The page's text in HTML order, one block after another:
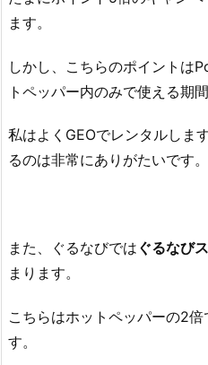
ます。
しかし、こちらのポイントは
トペッパー内のみで使える期
私はよくGEOでレンタルしま
るのは非常にありがたいです。
また、ぐるなびでは ぐるなび
まります。
こちらはホットペッパーの2
す。